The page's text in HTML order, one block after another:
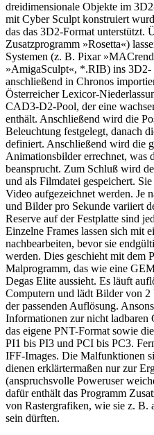
dreidimensionale Objekte im
mit Cyber Sculpt konstruiert
das das 3D2-Format unterstützt.
Zusatzprogramm »Rosetta«)
Systemen (z. B. Pixar
»AmigaSculpt«, *.RIB) ins 3D2-
anschließend in Chronos
Österreicher Lexicor-
CAD3-D2-Pool, der eine
enthält. Anschließend wird die
Beleuchtung festgelegt, danach
definiert. Anschließend wird die
Animationsbilder errechnet, was
beansprucht. Zum Schluß wird
und als Filmdatei gespeichert.
Video aufgezeichnet werden. Je
und Bilder pro Sekunde variiert
Reserve auf der Festplatte sind
Einzelne Frames lassen sich mit
nachbearbeiten, bevor sie
werden. Dies geschieht mit dem
Malprogramm, das wie eine
Degas Elite aussieht. Es läuft
Computern und lädt Bilder von
der passenden Auflösung.
Informationen zur nicht ladbaren
das eigene PNT-Format sowie
PI1 bis PI3 und PCI bis PC3.
IFF-Images. Die Malfunktionen
dienen erklärtermaßen nur zur
(anspruchsvolle Poweruser
dafür enthält das Programm
von Rastergrafiken, wie sie z. B.
sein dürften.